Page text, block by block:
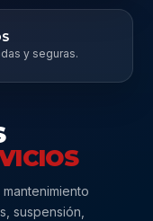
y seguras.
suspensión,